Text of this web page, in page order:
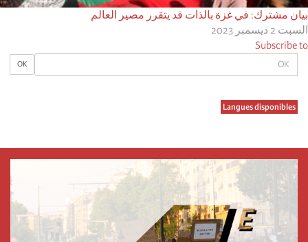
OK
OK
Langues disponibles
بيان مشترك: في غزة بالذات قد يتقرر مصير العالم
السبت 2 ديسمبر 2023
Subscribe to